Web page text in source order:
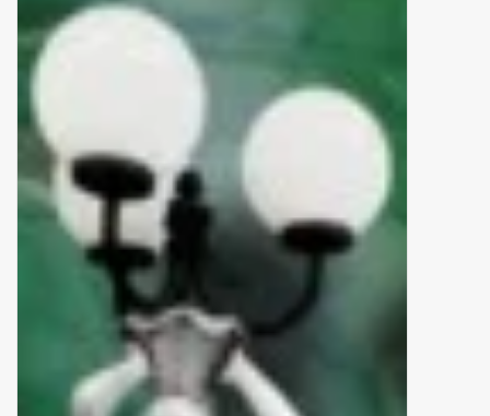
binnen en of buiten.
Replica's
Cadeau artikelen
Diversen
Winkel decoratie